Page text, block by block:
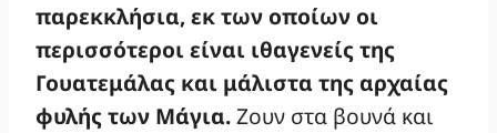
παρεκκλήσια, εκ των οποίων οι
περισσότεροι είναι ιθαγενείς της
Γουατεμάλας και μάλιστα της αρχαίας
φυλής των Μάγια.Ζουν στα βουνά και